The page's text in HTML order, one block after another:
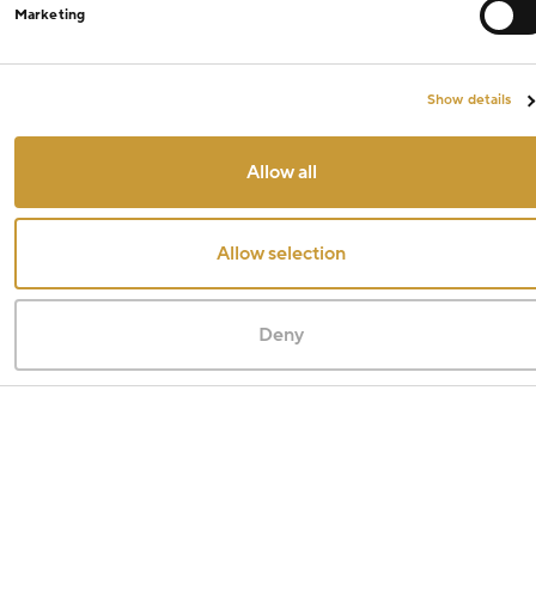
Marketing
Show details
Allow all
Allow selection
Deny